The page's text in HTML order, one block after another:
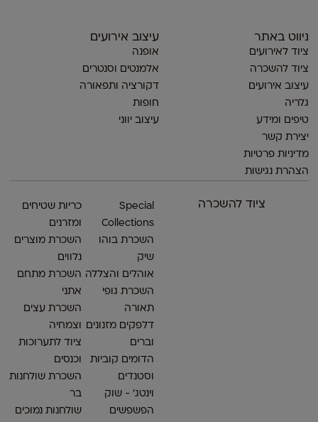
ניווט באתר
ציוד לאירועים
ציוד להשכרה
עיצוב אירועים
גלריה
טיפים ומידע
יצירת קשר
מדיניות פרטיות
הצהרת נגישות
ציוד להשכרה
Special
Collections
השכרת בוהו
שיק
אוהלים והצללה
השכרת גופי
תאורה
דלפקים מזנונים
וברים
הדומים קוביות
וסטנדים
וינטג׳ - שוק
הפשפשים
כריות שטיחים
ומזרנים
השכרת מוצרים
נלווים
השכרת מתחם
אתני
השכרת עצים
וצמחיה
ציוד לתערוכות
וכנסים
השכרת שולחנות
בר
שולחנות נמוכים
עיצוב אירועים
אופנה
אלמנטים וסנטרים
דקורציה ותפאורה
חופות
עיצוב יווני